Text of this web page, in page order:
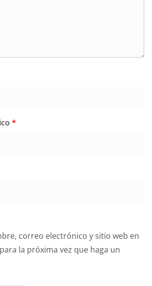
*
correo electrónico y sitio web en
la próxima vez que haga un